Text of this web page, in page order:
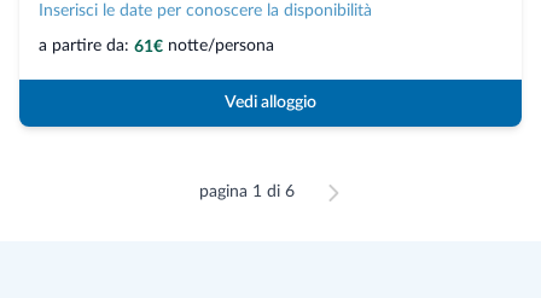
Inserisci le date per conoscere la disponibilità
a partire da: 61€ notte/persona
Vedi alloggio
pagina 1 di 6